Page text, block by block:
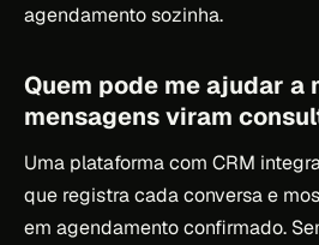
agendamento sozinha.
Quem pode me ajudar a
mensagens viram
Uma plataforma com CRM
que registra cada conversa e
em agendamento confirmado.